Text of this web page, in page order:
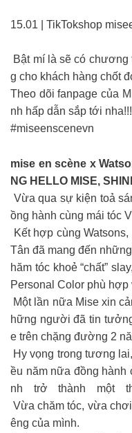
15.01 | TikTokshop
Bật mí là sẽ có
g cho khách hàng chốt
Theo dõi fanpage của
nh hấp dẫn sắp tới nha!!!
#miseenscenevn
mise en scène x
NG HELLO MISE,
Vừa qua sự kiện toả
ồng hành cùng mái tóc
Kết hợp cùng
Tân đã mang đến
hăm tóc khoẻ “chất”
Personal Color phù
Một lần nữa Mise xin
hững người đã tin
e trên chặng đường 2
Hy vọng trong tương
ều năm nữa đồng hành
nh trở thành một
Vừa chăm tóc, vừa
êng của mình.